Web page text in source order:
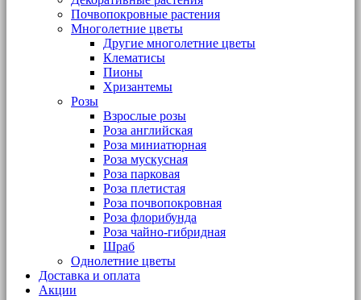
Почвопокровные растения
Многолетние цветы
Другие многолетние цветы
Клематисы
Пионы
Хризантемы
Розы
Взрослые розы
Роза английская
Роза миниатюрная
Роза мускусная
Роза парковая
Роза плетистая
Роза почвопокровная
Роза флорибунда
Роза чайно-гибридная
Шраб
Однолетние цветы
Доставка и оплата
Акции